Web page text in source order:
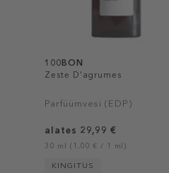
100BON
Zeste D'agrumes
Parfüümvesi (EDP)
alates 29,99 €
30 ml (1,00 € / 1 ml)
KINGITUS